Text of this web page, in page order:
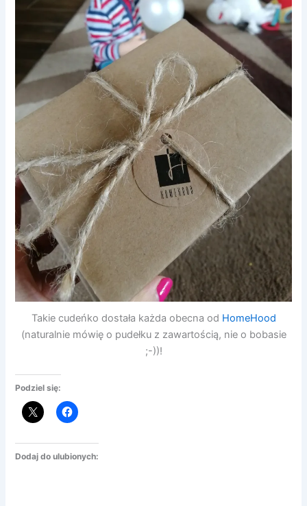
Takie cudeńko dostała każda obecna od HomeHood
(naturalnie mówię o pudełku z zawartością, nie o bobasie
;-))!
Podziel się:
Dodaj do ulubionych: